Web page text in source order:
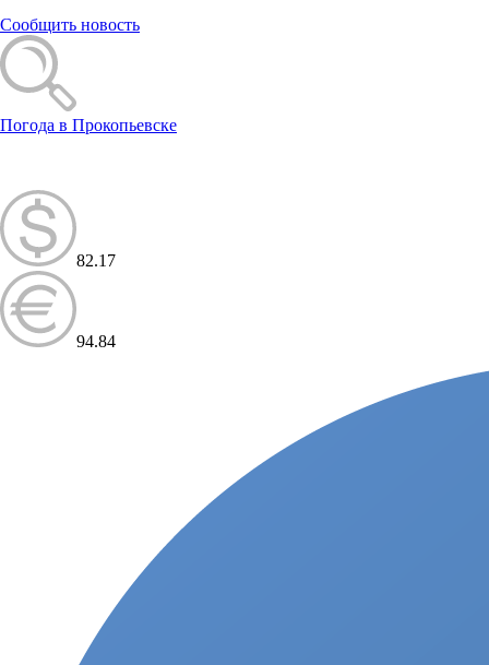
Сообщить новость
Погода в Прокопьевске
82.17
94.84